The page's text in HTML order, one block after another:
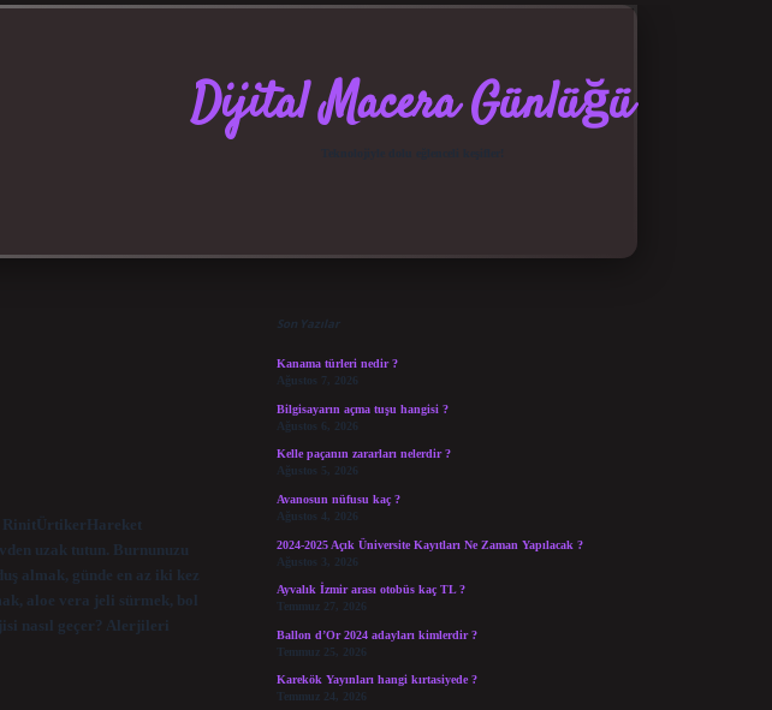
Dijital Macera Günlüğü
uzak tutun. Burnunuzu
almak, günde en az iki kez
aloe vera jeli sürmek, bol
nasıl geçer? Alerjileri
Son Yazılar
Kanama türleri nedir ?
Ağustos 7, 2026
Bilgisayarın açma tuşu hangisi ?
Ağustos 6, 2026
Kelle paçanın zararları nelerdir ?
Ağustos 5, 2026
Avanosun nüfusu kaç ?
Ağustos 4, 2026
2024-2025 Açık Üniversite Kayıtları Ne Zaman Yapılacak ?
Ağustos 3, 2026
Ayvalık İzmir arası otobüs kaç TL ?
Temmuz 27, 2026
Ballon d’Or 2024 adayları kimlerdir ?
Temmuz 25, 2026
Karekök Yayınları hangi kırtasiyede ?
Temmuz 24, 2026